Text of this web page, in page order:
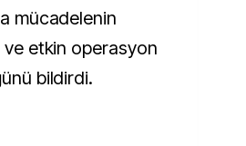
mücadelenin
etkin operasyon
bildirdi.